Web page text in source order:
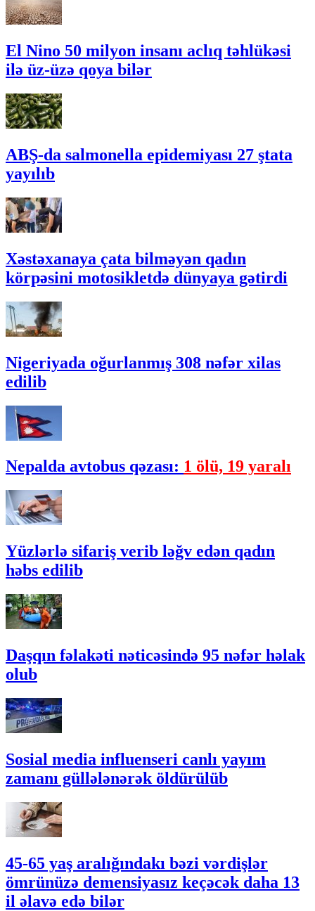
El Nino 50 milyon insanı aclıq təhlükəsi
ilə üz-üzə qoya bilər
ABŞ-da salmonella epidemiyası 27 ştata
yayılıb
Xəstəxanaya çata bilməyən qadın
körpəsini motosikletdə dünyaya gətirdi
Nigeriyada oğurlanmış 308 nəfər xilas
edilib
Nepalda avtobus qəzası: 1 ölü, 19 yaralı
Yüzlərlə sifariş verib ləğv edən qadın
həbs edilib
Daşqın fəlakəti nəticəsində 95 nəfər həlak
olub
Sosial media influenseri canlı yayım
zamanı güllələnərək öldürülüb
45-65 yaş aralığındakı bəzi vərdişlər
ömrünüzə demensiyasız keçəcək daha 13
il əlavə edə bilər